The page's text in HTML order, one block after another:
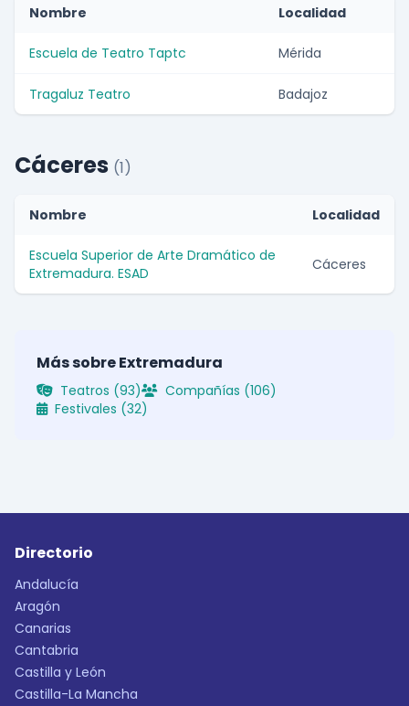
Nombre Localidad
Escuela de Teatro Taptc Mérida
Tragaluz Teatro Badajoz
Cáceres (1)
Nombre Localidad
Escuela Superior de Arte Dramático de
Extremadura. ESAD
Cáceres
Más sobre Extremadura
Teatros (93)
Compañías (106)
Festivales (32)
Directorio
Andalucía
Aragón
Canarias
Cantabria
Castilla y León
Castilla-La Mancha